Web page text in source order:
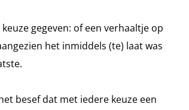
gegeven: of een verhaaltje op
het inmiddels (te) laat was
besef dat met iedere keuze een